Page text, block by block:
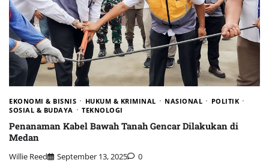
EKONOMI & BISNIS HUKUM & KRIMINAL NASIONAL
POLITIK
SOSIAL & BUDAYA
TEKNOLOGI
Penanaman Kabel Bawah Tanah Gencar Dilakukan di
Medan
Willie Reed September 13, 2025 0